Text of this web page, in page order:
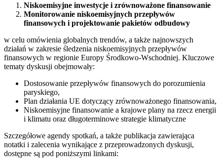
Niskoemisyjne inwestycje i zrównoważone finansowanie
Monitorowanie niskoemisyjnych przepływów
finansowych i projektowanie pakietów odbudowy
w celu omówienia globalnych trendów, a także najnowszych
działań w zakresie śledzenia niskoemisyjnych przepływów
finansowych w regionie Europy Środkowo-Wschodniej. Kluczowe
tematy dyskusji obejmowały:
Dostosowanie przepływów finansowych do porozumienia
paryskiego,
Plan działania UE dotyczący zrównoważonego finansowania,
Niskoemisyjne finansowanie a krajowe plany na rzecz energii
i klimatu oraz długoterminowe strategie klimatyczne
Szczegółowe agendy spotkań, a także publikacja zawierająca
notatki i zalecenia wynikające z przeprowadzonych dyskusji,
dostępne są pod poniższymi linkami: